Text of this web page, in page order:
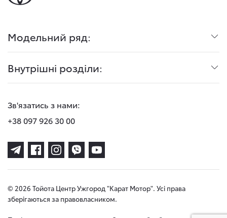
Модельний ряд:
Внутрішні розділи:
Зв'язатись з нами:
+38 097 926 30 00
© 2026 Тойота Центр Ужгород "Карат Мотор". Усі права
зберігаються за правовласником.